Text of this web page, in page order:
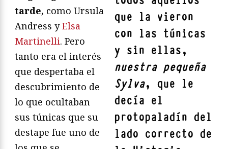
que la vieron
con las túnicas
y sin ellas,
nuestra pequeña
Sylva, que le
decía el
protopaladín del
lado correcto de
tarde, como Ursula
Andress yElsa
Martinelli. Pero
tanto era el interés
que despertaba el
descubrimiento de
lo que ocultaban
sus túnicas que su
destape fue uno de